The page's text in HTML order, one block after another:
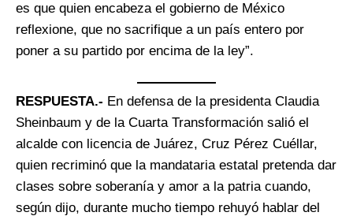
es que quien encabeza el gobierno de México
reflexione, que no sacrifique a un país entero por
poner a su partido por encima de la ley”.
RESPUESTA.- En defensa de la presidenta Claudia
Sheinbaum y de la Cuarta Transformación salió el
alcalde con licencia de Juárez, Cruz Pérez Cuéllar,
quien recriminó que la mandataria estatal pretenda dar
clases sobre soberanía y amor a la patria cuando,
según dijo, durante mucho tiempo rehuyó hablar del